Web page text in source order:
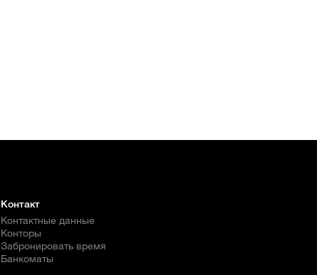
Контакт
Контактные данные
Конторы
Забронировать время
Банкоматы